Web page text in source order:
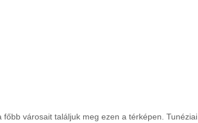
városait találjuk meg ezen a térképen.